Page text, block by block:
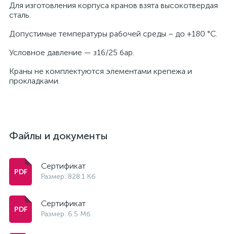
Для изготовления корпуса кранов взята высокотвердая
сталь.
Допустимые температуры рабочей среды – до +180 °С.
Условное давление — з16/25 бар.
Краны не комплектуются элементами крепежа и
прокладками.
Файлы и документы
Сертификат
Размер: 828.1 Кб
Сертификат
Размер: 6.5 Мб